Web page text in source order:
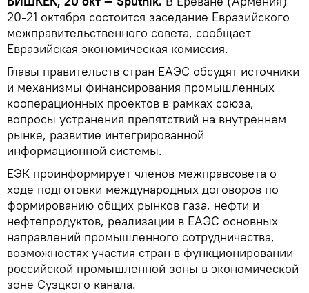
20-21 октября состоится заседание Евразийского
межправительственного совета, сообщает
Евразийская экономическая комиссия.
Главы правительств стран ЕАЭС обсудят источники
и механизмы финансирования промышленных
кооперационных проектов в рамках союза,
вопросы устранения препятствий на внутреннем
рынке, развитие интегрированной
информационной системы.
ЕЭК проинформирует членов межправсовета о
ходе подготовки международных договоров по
формированию общих рынков газа, нефти и
нефтепродуктов, реализации в ЕАЭС основных
направлений промышленного сотрудничества,
возможностях участия стран в функционировании
российской промышленной зоны в экономической
зоне Суэцкого канала.